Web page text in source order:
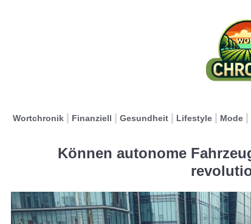
Wortchronik Finanziell Gesundheit Lifestyle Mode
Können autonome